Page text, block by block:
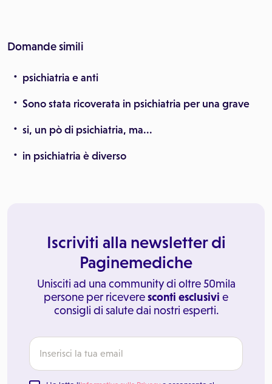
Domande simili
psichiatria e anti
Sono stata ricoverata in psichiatria per una grave
si, un pò di psichiatria, ma...
in psichiatria è diverso
Iscriviti alla newsletter di
Paginemediche
Unisciti ad una community di oltre 50mila
persone per riceveresconti esclusivi e
consigli di salute dai nostri esperti.